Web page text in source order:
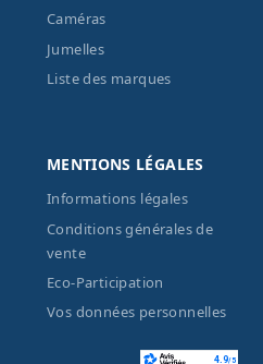
Caméras
Jumelles
Liste des marques
MENTIONS LÉGALES
Informations légales
Conditions générales de
vente
Eco-Participation
Vos données personnelles